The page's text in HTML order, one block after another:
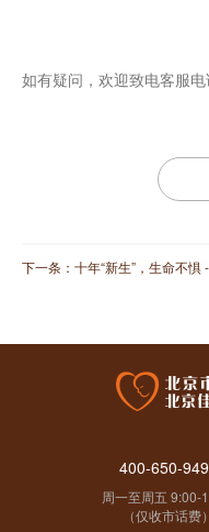
如有疑问，欢迎致电客服
下一条： 十年“新生”，生命不
400-650-
周一至周五 9:00-
（仅收市话费）